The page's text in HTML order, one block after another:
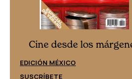
Cine desde los
EDICIÓN MÉXICO
SUSCRÍBETE